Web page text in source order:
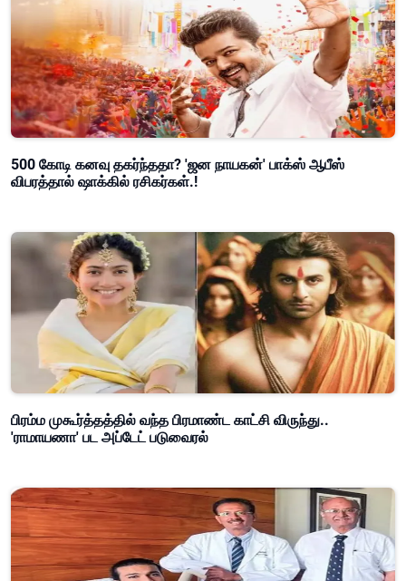
500 கோடி கனவு தகர்ந்ததா? 'ஜன நாயகன்' பாக்ஸ் ஆபீஸ்
விபரத்தால் ஷாக்கில் ரசிகர்கள்.!
பிரம்ம முகூர்த்தத்தில் வந்த பிரமாண்ட காட்சி விருந்து..
'ராமாயணா' பட அப்டேட் படுவைரல்